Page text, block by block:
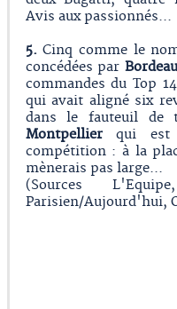
Avis aux passionnés...
5.Cinq comme le
concédées par
commandes du Top
qui avait aligné six
dans le fauteuil de
Montpellierqui est
compétition : à la
mènerais pas large...
(Sources
Parisien/Aujourd'hui,